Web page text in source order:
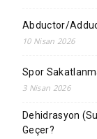
Abductor/
10 Nisan 2026
Spor
3 Nisan 2026
Dehidrasyon
Geçer?